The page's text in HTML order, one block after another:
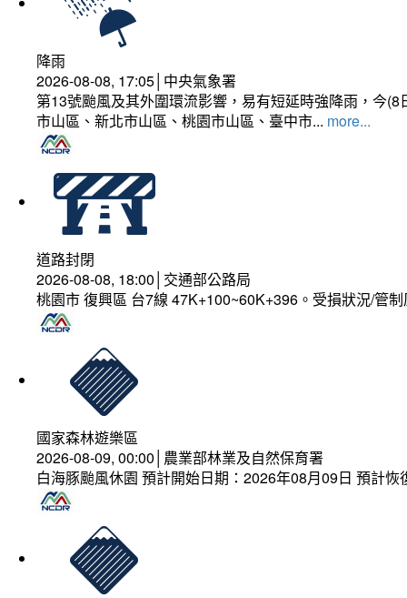
降雨
2026-08-08, 17:05│中央氣象署
第13號颱風及其外圍環流影響，易有短延時強降雨，今
市山區、新北市山區、桃園市山區、臺中市... more...
道路封閉
2026-08-08, 18:00│交通部公路局
桃園市 復興區 台7線 47K+100~60K+396。受損狀況/管
國家森林遊樂區
2026-08-09, 00:00│農業部林業及自然保育署
白海豚颱風休園 預計開始日期：2026年08月09日 預計